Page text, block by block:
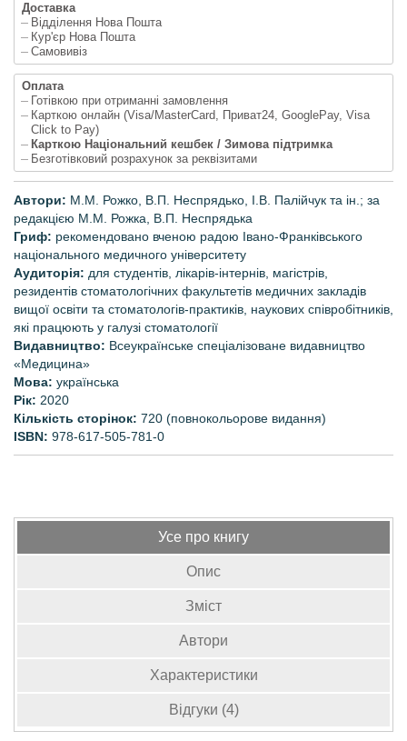
Доставка
Відділення Нова Пошта
Кур'єр Нова Пошта
Самовивіз
Оплата
Готівкою при отриманні замовлення
Карткою онлайн (Visa/MasterCard, Приват24, GooglePay, Visa
Click to Pay)
Карткою Національний кешбек / Зимова підтримка
Безготівковий розрахунок за реквізитами
Автори: М.М. Рожко, В.П. Неспрядько, І.В. Палійчук та ін .; за
редакцією М.М. Рожка, В.П. Неспрядька
Гриф: рекомендовано вченою радою Івано-Франківського
національного медичного університету
Аудиторія: для студентів, лікарів-інтернів, магістрів,
резидентів стоматологічних факультетів медичних закладів
вищої освіти та стоматологів-практиків, наукових співробітників,
які працюють у галузі стоматології
Видавництво: Всеукраїнське спеціалізоване видавництво
«Медицина»
Мова: українська
Рік: 2020
Кількість сторінок: 720 (повнокольорове видання)
ISBN: 978-617-505-781-0
Усе про книгу
Опис
Зміст
Автори
Характеристики
Відгуки (4)